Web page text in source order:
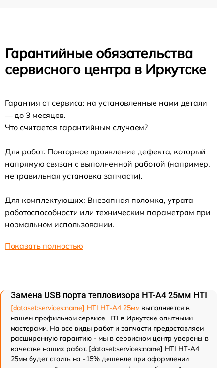
Гарантийные обязательства
сервисного центра в Иркутске
Гарантия от сервиса: на установленные нами детали
— до 3 месяцев.
Что считается гарантийным случаем?
Для работ: Повторное проявление дефекта, который
напрямую связан с выполненной работой (например,
неправильная установка запчасти).
Для комплектующих: Внезапная поломка, утрата
работоспособности или техническим параметрам при
нормальном использовании.
Показать полностью
Замена USB порта тепловизора HT-A4 25мм HTI
[dataset:services:name] HTI HT-A4 25мм выполняется в
нашем профильном сервисе HTI в Иркутске опытными
мастерами. На все виды работ и запчасти предоставляем
расширенную гарантию - мы в сервисном центр уверены в
качестве наших работ. [dataset:services:name] HTI HT-A4
25мм будет стоить на -15% дешевле при оформлении